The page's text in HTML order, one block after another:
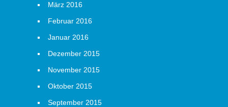
März 2016
Februar 2016
Januar 2016
Dezember 2015
November 2015
Oktober 2015
September 2015